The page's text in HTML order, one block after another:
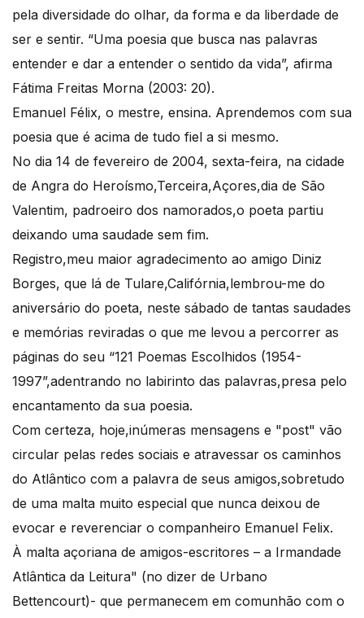
pela diversidade do olhar, da forma e da liberdade de
ser e sentir. “Uma poesia que busca nas palavras
entender e dar a entender o sentido da vida”, afirma
Fátima Freitas Morna (2003: 20).
Emanuel Félix, o mestre, ensina. Aprendemos com sua
poesia que é acima de tudo fiel a si mesmo.
No dia 14 de fevereiro de 2004, sexta-feira, na cidade
de Angra do Heroísmo,Terceira,Açores,dia de São
Valentim, padroeiro dos namorados,o poeta partiu
deixando uma saudade sem fim.
Registro,meu maior agradecimento ao amigo Diniz
Borges, que lá de Tulare,Califórnia,lembrou-me do
aniversário do poeta, neste sábado de tantas saudades
e memórias reviradas o que me levou a percorrer as
páginas do seu “121 Poemas Escolhidos (1954-
1997”,adentrando no labirinto das palavras,presa pelo
encantamento da sua poesia.
Com certeza, hoje,inúmeras mensagens e "post" vão
circular pelas redes sociais e atravessar os caminhos
do Atlântico com a palavra de seus amigos,sobretudo
de uma malta muito especial que nunca deixou de
evocar e reverenciar o companheiro Emanuel Felix.
À malta açoriana de amigos-escritores – a Irmandade
Atlântica da Leitura" (no dizer de Urbano
Bettencourt)- que permanecem em comunhão com o